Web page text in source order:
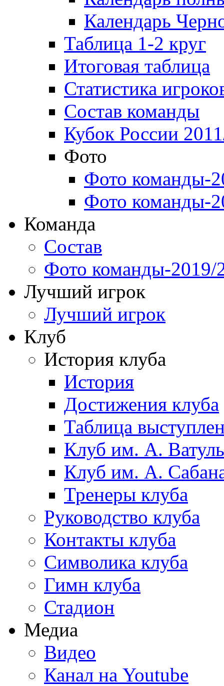
Календарь
Таблица 1-2 круг
Итоговая таблица
Статистика
Состав команды
Кубок России
Фото
Фото команды-
Фото команды-
Команда
Состав
Фото команды-2019/
Лучший игрок
Лучший игрок
Клуб
История клуба
История
Достижения клуба
Таблица
Клуб им. А.
Клуб им. А.
Тренеры клуба
Руководство клуба
Контакты клуба
Символика клуба
Гимн клуба
Стадион
Медиа
Видео
Канал на Youtube